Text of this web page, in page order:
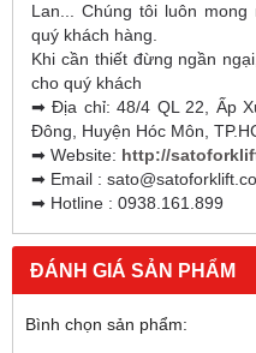
Lan... Chúng tôi luôn
quý khách hàng.
Khi cần thiết đừng ngần
cho quý khách
➡ Địa chỉ: 48/4 QL 22, Ấp
Đông, Huyện Hóc Môn,
➡ Website: http://
➡ Email :
➡ Hotline : 0938.161.899
ĐÁNH GIÁ SẢN PHẨM
Bình chọn sản phẩm: